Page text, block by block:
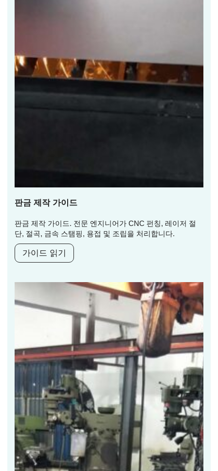
판금 제작 가이드
판금 제작 가이드. 전문 엔지니어가 CNC 펀칭, 레이저 절
단, 절곡, 금속 스탬핑, 용접 및 조립을 처리합니다.
가이드 읽기